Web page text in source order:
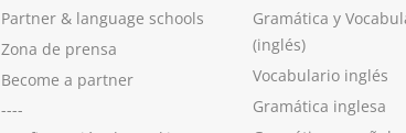
Partner & language schools
Zona de prensa
Become a partner
----
Gramática y
(inglés)
Vocabulario inglés
Gramática inglesa